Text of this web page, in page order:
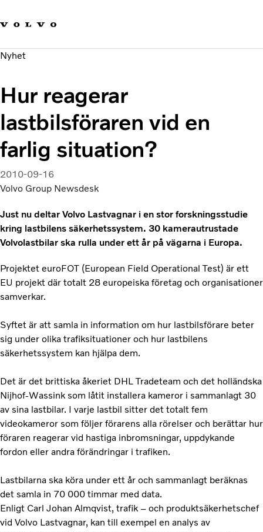
Hållbara transporter
Investerare
Nyheter och Media
Nyhet
Hur reagerar
lastbilsföraren vid en
farlig situation?
2010-09-16
Volvo Group Newsdesk
Just nu deltar Volvo Lastvagnar i en stor forskningsstudie
kring lastbilens säkerhetssystem. 30 kamerautrustade
Volvolastbilar ska rulla under ett år på vägarna i Europa.
Projektet euroFOT (European Field Operational Test) är ett
EU projekt där totalt 28 europeiska företag och organisationer
samverkar.
Syftet är att samla in information om hur lastbilsförare beter
sig under olika trafiksituationer och hur lastbilens
säkerhetssystem kan hjälpa dem.
Det är det brittiska åkeriet DHL Tradeteam och det holländska
Nijhof-Wassink som låtit installera kameror i sammanlagt 30
av sina lastbilar. I varje lastbil sitter det totalt fem
videokameror som följer förarens alla rörelser och berättar hur
föraren reagerar vid hastiga inbromsningar, uppdykande
fordon eller andra förändringar i trafiken.
Lastbilarna ska köra under ett år och sammanlagt beräknas
det samla in 70 000 timmar med data.
Enligt Carl Johan Almqvist, trafik – och produktsäkerhetschef
vid Volvo Lastvagnar, kan till exempel en analys av